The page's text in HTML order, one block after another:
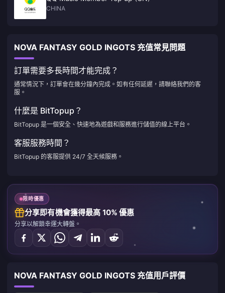
CHINA
NOVA FANTASY GOLD INGOTS 充值常見問題
訂單需要多長時間才能完成？
通常情況下，訂單會在幾分鐘內完成。如有任何延遲，請聯絡我們的客
服。
什麼是 BitTopup？
BitTopup 是一個安全、快速地為遊戲和服務進行儲值的線上平台。
客服服務時間？
BitTopup 的客服提供 24/7 全天候服務。
限時優惠
分享即有機會獲得最高 10% 優惠
分享以解鎖幸運大轉盤。
NOVA FANTASY GOLD INGOTS 充值用戶評價